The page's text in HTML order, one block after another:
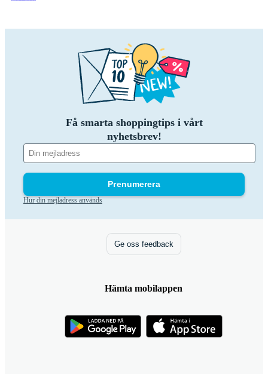
Få smarta shoppingtips i vårt
nyhetsbrev!
Prenumerera
Hur din mejladress används
Ge oss feedback
Hämta mobilappen